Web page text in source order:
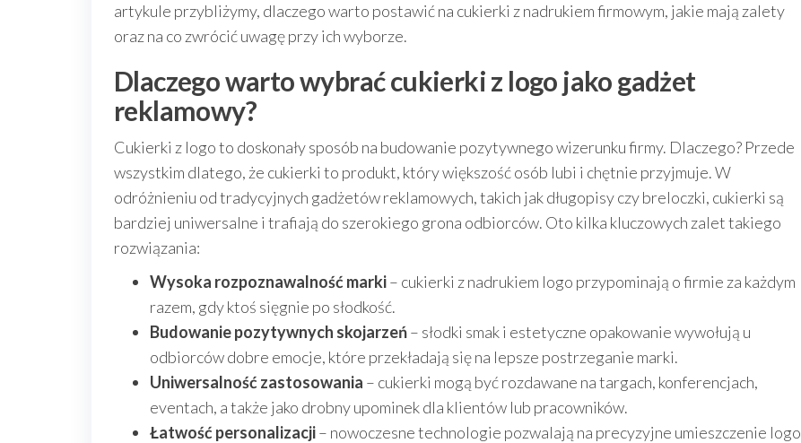
artykule przybliżymy, dlaczego warto postawić na cukierki z nadrukiem firmowym, jakie mają zalety
oraz na co zwrócić uwagę przy ich wyborze.
Dlaczego warto wybrać cukierki z logo jako gadżet
reklamowy?
Cukierki z logo to doskonały sposób na budowanie pozytywnego wizerunku firmy. Dlaczego? Przede
wszystkim dlatego, że cukierki to produkt, który większość osób lubi i chętnie przyjmuje. W
odróżnieniu od tradycyjnych gadżetów reklamowych, takich jak długopisy czy breloczki, cukierki są
bardziej uniwersalne i trafiają do szerokiego grona odbiorców. Oto kilka kluczowych zalet takiego
rozwiązania:
Wysoka rozpoznawalność marki– cukierki z nadrukiem logo przypominają o firmie za każdym
razem, gdy ktoś sięgnie po słodkość.
Budowanie pozytywnych skojarzeń– słodki smak i estetyczne opakowanie wywołują u
odbiorców dobre emocje, które przekładają się na lepsze postrzeganie marki.
Uniwersalność zastosowania – cukierki mogą być rozdawane na targach, konferencjach,
eventach, a także jako drobny upominek dla klientów lub pracowników.
Łatwość personalizacji– nowoczesne technologie pozwalają na precyzyjne umieszczenie logo